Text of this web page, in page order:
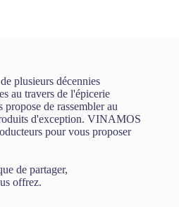
plusieurs décennies
au travers de l'épicerie
de rassembler au
d'exception. VINAMOS
pour vous proposer
de partager,
offrez.